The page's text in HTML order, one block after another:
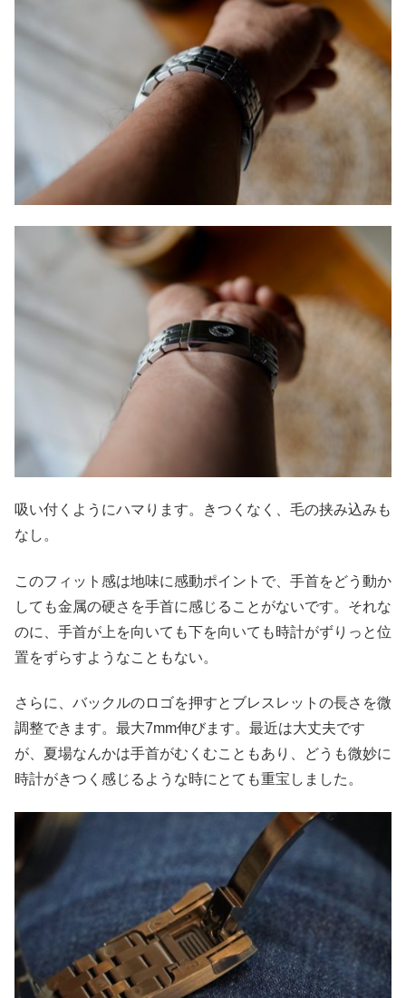
吸い付くようにハマります。きつくなく、毛の挟み込みも
なし。
このフィット感は地味に感動ポイントで、手首をどう動か
しても金属の硬さを手首に感じることがないです。それな
のに、手首が上を向いても下を向いても時計がずりっと位
置をずらすようなこともない。
さらに、バックルのロゴを押すとブレスレットの長さを微
調整できます。最大7mm伸びます。最近は大丈夫です
が、夏場なんかは手首がむくむこともあり、どうも微妙に
時計がきつく感じるような時にとても重宝しました。